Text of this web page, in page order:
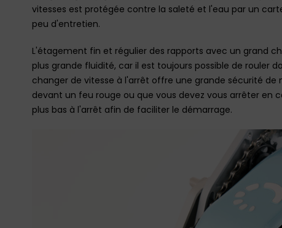
vitesses est protégée contre la saleté et l'eau par un
peu d'entretien.
L'étagement fin et régulier des rapports avec un grand
plus grande fluidité, car il est toujours possible de rouler
changer de vitesse à l'arrêt offre une grande sécurité de
devant un feu rouge ou que vous devez vous arrêter en
plus bas à l'arrêt afin de faciliter le démarrage.